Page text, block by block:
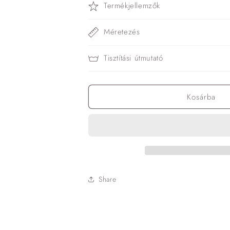
Termékjellemzők
Méretezés
Tisztítási útmutató
Kosárba
Share